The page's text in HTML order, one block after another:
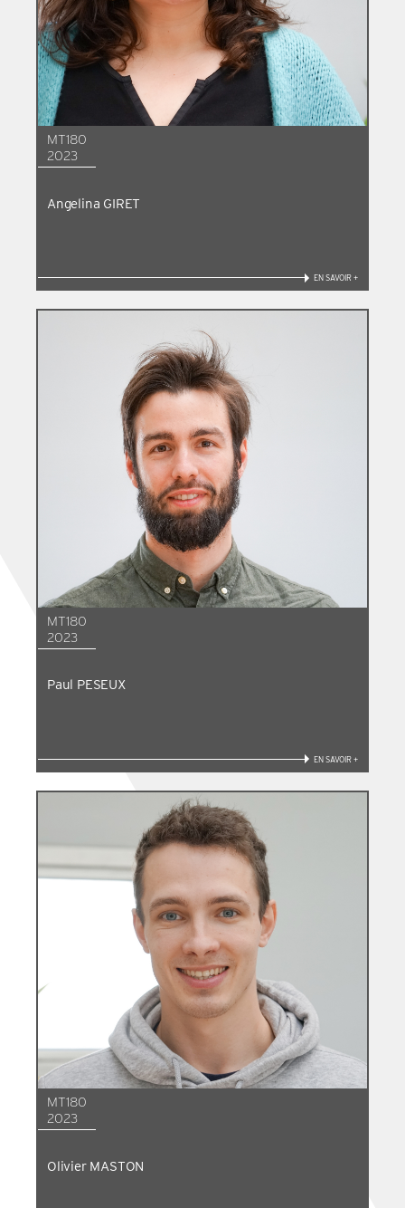
MT180
2023
Angelina GIRET
EN SAVOIR +
MT180
2023
Paul PESEUX
EN SAVOIR +
MT180
2023
Olivier MASTON